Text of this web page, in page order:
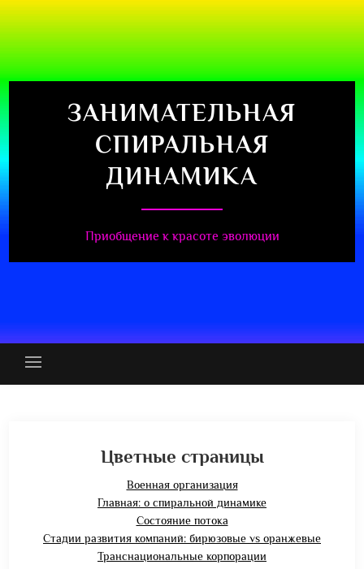
Перейти
ЗАНИМАТЕЛЬНАЯ
СПИРАЛЬНАЯ
ДИНАМИКА
Приобщение к красоте эволюции
Цветные страницы
Военная организация
Главная: о спиральной динамике
Состояние потока
Стадии развития компаний: бирюзовые vs оранжевые
Транснациональные корпорации